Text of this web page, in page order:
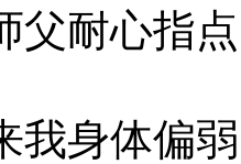
父耐心指点
身体偏弱